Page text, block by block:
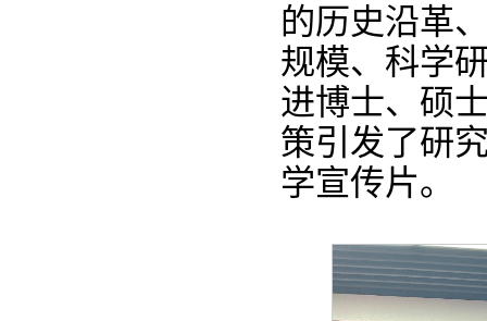
的历史沿革
规模、科学
进博士、硕
策引发了研
学宣传片。